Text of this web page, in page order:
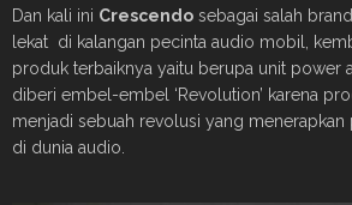
Dan kali ini Crescendo sebagai salah
lekat di kalangan pecinta audio mobil,
produk terbaiknya yaitu berupa unit power
diberi embel-embel ‘Revolution’ karena
menjadi sebuah revolusi yang
di dunia audio.